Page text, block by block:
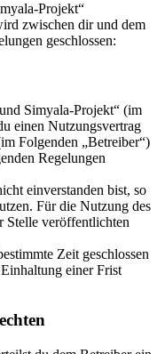
Projekt“
zwischen dir und dem
geschlossen:
Simyala-Projekt“ (im
einen Nutzungsvertrag
Folgenden „Betreiber“)
Regelungen
einverstanden bist, so
Für die Nutzung des
Stelle veröffentlichten
Zeit geschlossen
einer Frist